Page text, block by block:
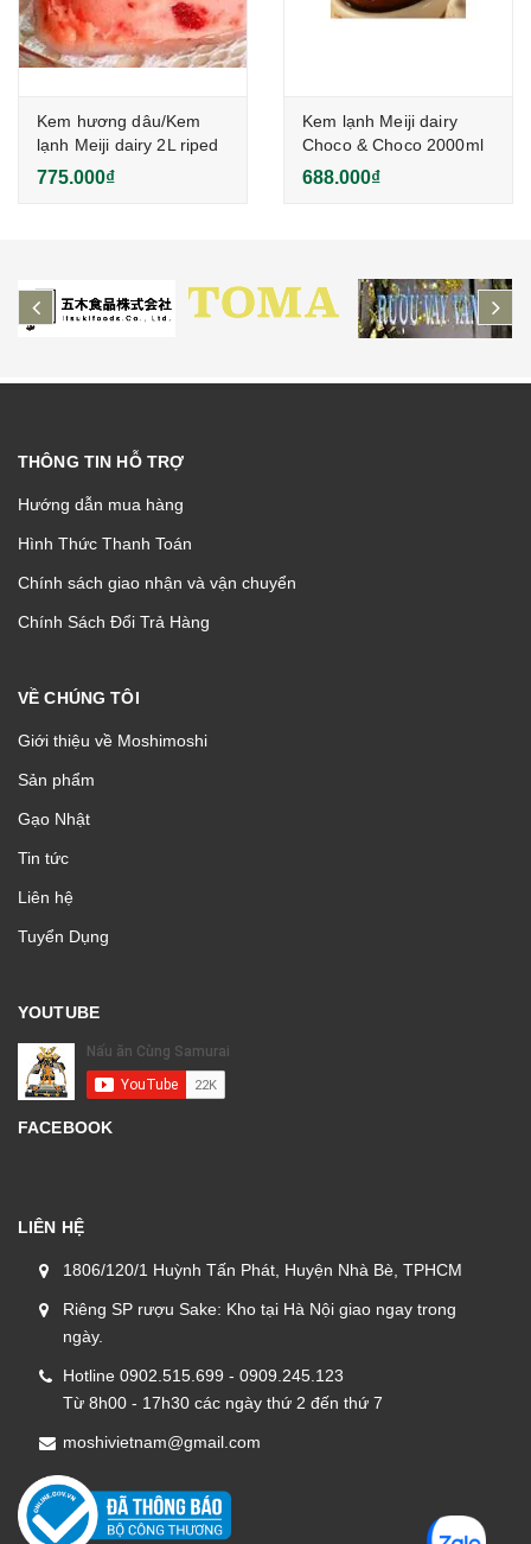
Kem hương dâu/Kem
lạnh Meiji dairy 2L riped
strawberry
775.000₫
Kem lạnh Meiji dairy
Choco & Choco 2000ml
688.000₫
prev
THÔNG TIN HỖ TRỢ
Hướng dẫn mua hàng
Hình Thức Thanh Toán
Chính sách giao nhận và vận chuyển
Chính Sách Đổi Trả Hàng
VỀ CHÚNG TÔI
Giới thiệu về Moshimoshi
Sản phẩm
Gạo Nhật
Tin tức
Liên hệ
Tuyển Dụng
YOUTUBE
FACEBOOK
LIÊN HỆ
1806/120/1 Huỳnh Tấn Phát, Huyện Nhà Bè, TPHCM
Riêng SP rượu Sake: Kho tại Hà Nội giao ngay trong
ngày.
Hotline 0902.515.699 - 0909.245.123
Từ 8h00 - 17h30 các ngày thứ 2 đến thứ 7
moshivietnam@gmail.com